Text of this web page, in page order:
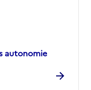
autonomie